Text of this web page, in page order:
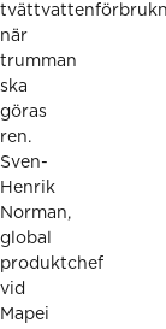
när
trumman
ska
göras
ren.
Sven-
Henrik
Norman,
global
produktchef
vid
Mapei